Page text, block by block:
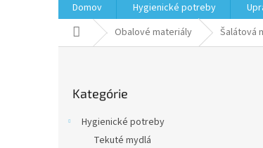
Domov Hygienické potreby
Domov Obalové materiály Šalátová
kategórie
Kategórie
Hygienické potreby
Tekuté mydlá